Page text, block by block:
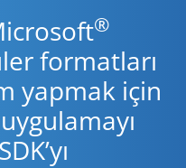
®
formatları
yapmak için